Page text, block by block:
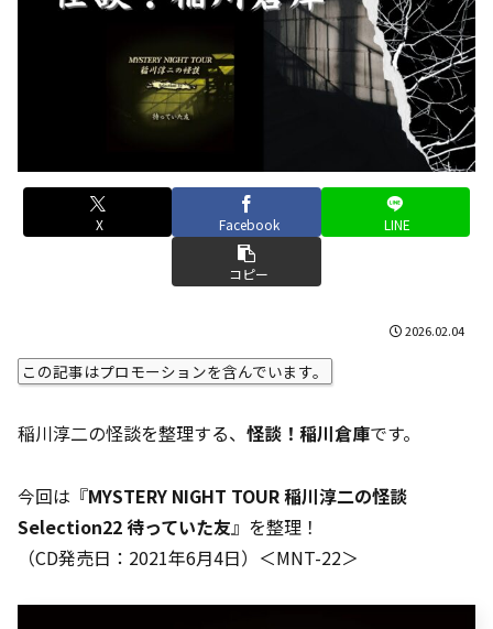
X Facebook LINE
コピー
2026.02.04
この記事はプロモーションを含んでいます。
稲川淳二の怪談を整理する、 怪談！稲川倉庫です。
今回は『MYSTERY NIGHT TOUR 稲川淳二の怪談
Selection22 待っていた友』を整理！
（CD発売日：2021年6月4日）＜MNT-22＞